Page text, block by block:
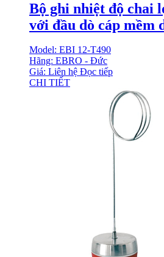
Bộ ghi nhiệt độ chai
với đầu dò cáp mềm
Model: EBI 12-T490
Hãng: EBRO - Đức
Giá: Liên hệ Đọc tiếp
CHI TIẾT